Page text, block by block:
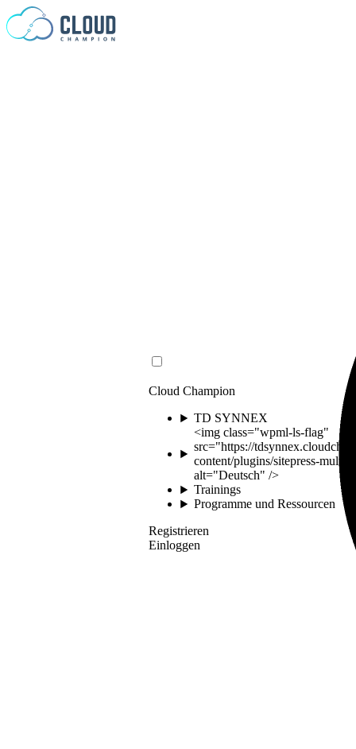
Zum Inhalt springen
Cloud Champion
TD SYNNEX
<img class="wpml-ls-flag"
src="https://
content/plugins/sitepress-
alt="Deutsch" />
Trainings
Programme und Ressourcen
Registrieren
Einloggen